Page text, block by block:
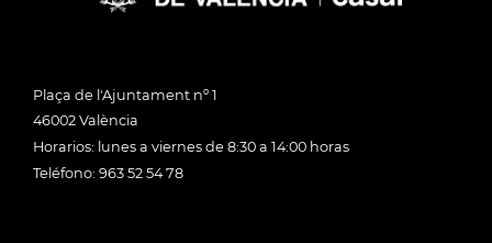
Plaça de l'Ajuntament nº 1
46002 València
Horarios: lunes a viernes de 8:30 a 14:00 horas
Teléfono: 963 52 54 78